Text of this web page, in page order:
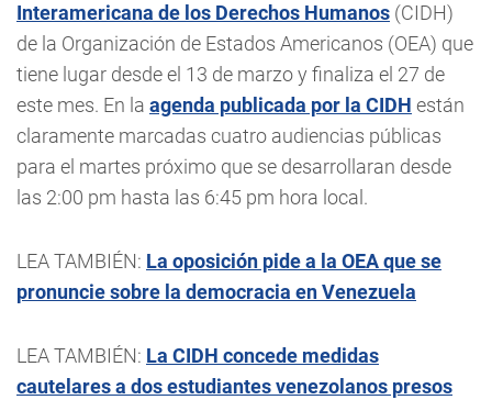
Interamericana de los Derechos Humanos (CIDH)
de la Organización de Estados Americanos (OEA) que
tiene lugar desde el 13 de marzo y finaliza el 27 de
este mes. En la agenda publicada por la CIDH están
claramente marcadas cuatro audiencias públicas
para el martes próximo que se desarrollaran desde
las 2:00 pm hasta las 6:45 pm hora local.
LEA TAMBIÉN: La oposición pide a la OEA que se
pronuncie sobre la democracia en Venezuela
LEA TAMBIÉN: La CIDH concede medidas
cautelares a dos estudiantes venezolanos presos